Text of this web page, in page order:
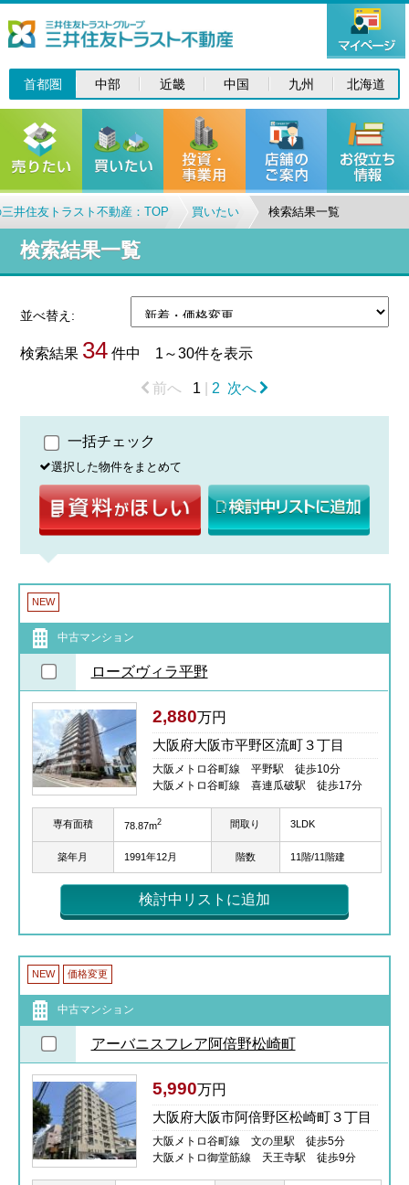
首都圏 中部 近畿 中国 九州 北海道
井住友トラスト不動産：TOP 買いたい 検索結果一覧
検索結果一覧
並べ替え:
検索結果 34 件中 1～30件を表示
前へ 1 2 次へ
一括チェック
選択した物件をまとめて
NEW
中古マンション
ローズヴィラ平野
2,880万円
大阪府大阪市平野区流町３丁目
大阪メトロ谷町線 平野駅 徒歩10分
大阪メトロ谷町線 喜連瓜破駅 徒歩17分
専有面積 78.87m2 間取り 3LDK
築年月 1991年12月 階数 11階/11階建
検討中リストに追加
NEW 価格変更
中古マンション
アーバニスフレア阿倍野松崎町
5,990万円
大阪府大阪市阿倍野区松崎町３丁目
大阪メトロ谷町線 文の里駅 徒歩5分
大阪メトロ御堂筋線 天王寺駅 徒歩9分